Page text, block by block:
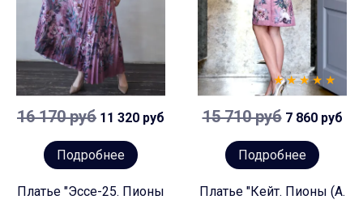
16 170 руб 11 320 руб
Подробнее
Платье "Эссе-25. Пионы
15 710 руб7 860 руб
Подробнее
Платье "Кейт. Пионы (А.